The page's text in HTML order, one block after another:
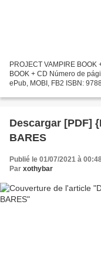
PROJECT VAMPIRE
BOOK + CD Número de
ePub, MOBI, FB2 ISBN:
Descargar [PDF]
BARES
Publié le 01/07/2021 à
Par xothybar